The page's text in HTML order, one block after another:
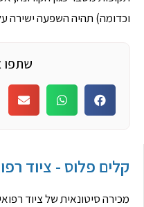
וכדומה) תהיה השפעה ישירה
שתפו
קלים פלוס - ציוד
מכירה סיטונאית של ציוד